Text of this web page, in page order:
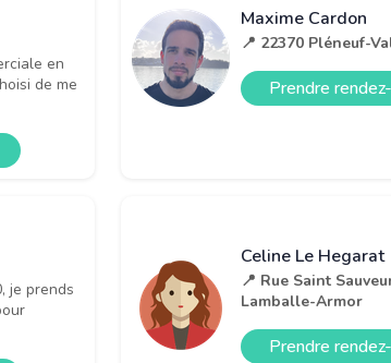
en
de me
Maxime Cardon
📍 22370 Pléneuf-
Prendre
je prends
Celine Le Hegarat
📍 Rue Saint
Lamballe-Armor
Prendre